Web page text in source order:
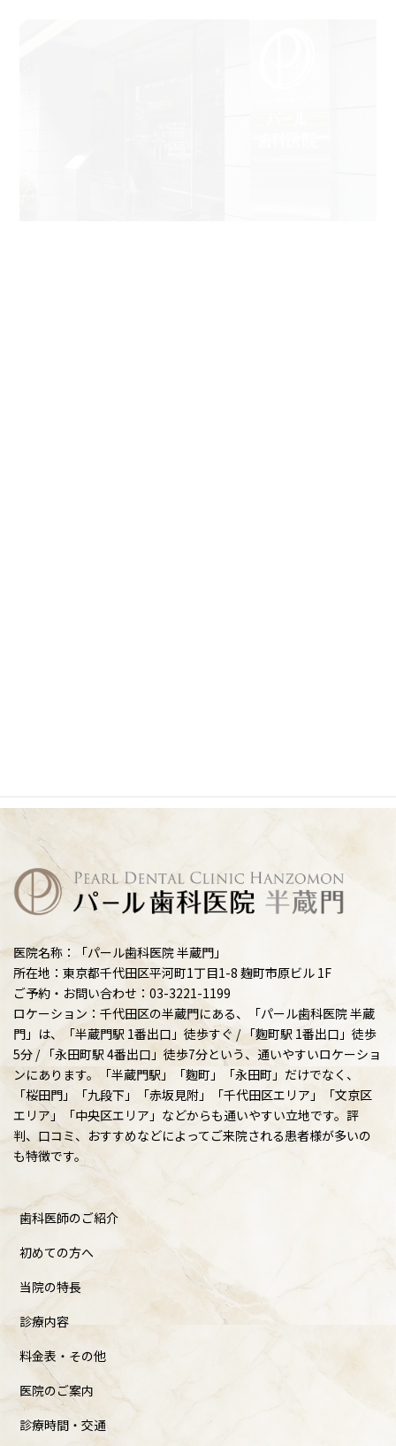
医院名称：「パール歯科医院 半蔵門」
所在地：東京都千代田区平河町1丁目1-8 麹町市原ビル 1F
ご予約・お問い合わせ：03-3221-1199
ロケーション：千代田区の半蔵門にある、「パール歯科医院 半蔵
門」は、「半蔵門駅 1番出口」徒歩すぐ / 「麴町駅 1番出口」徒歩
5分 / 「永田町駅 4番出口」徒歩7分という、通いやすいロケーショ
ンにあります。「半蔵門駅」「麴町」「永田町」だけでなく、
「桜田門」「九段下」「赤坂見附」「千代田区エリア」「文京区
エリア」「中央区エリア」などからも通いやすい立地です。評
判、口コミ、おすすめなどによってご来院される患者様が多いの
も特徴です。
歯科医師のご紹介
初めての方へ
当院の特長
診療内容
料金表・その他
医院のご案内
診療時間・交通